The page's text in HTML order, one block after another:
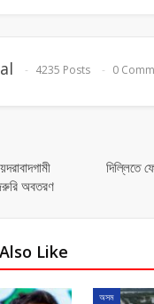
4235 Posts 0
অবতরণ
দিল্লিতে
Like
অসম